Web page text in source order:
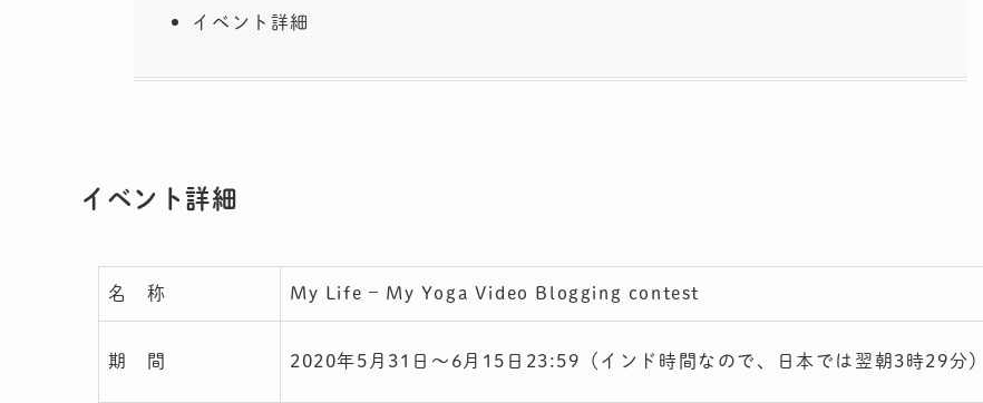
イベント詳細
イベント詳細
名 称 My Life – My Yoga Video Blogging contest
期 間 2020年5月31日〜6月15日23:59（インド時間なので、日本では翌朝3時29分）